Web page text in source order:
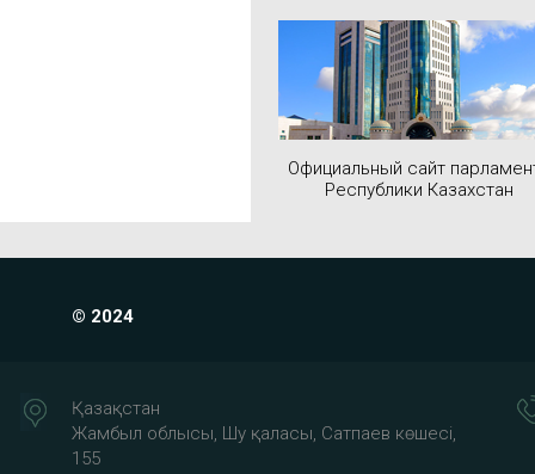
Официальный сайт
Республики Казахстан
© 2024
Қазақстан
Жамбыл облысы, Шу қаласы, Сатпаев көшесі,
155